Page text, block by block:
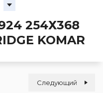
254Х368
KOMAR
Следующий